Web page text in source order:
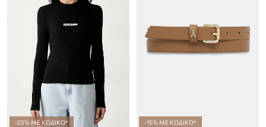
-25% ΜΕ ΚΩΔΙΚΟ* -15% ΜΕ ΚΩΔΙΚΟ*